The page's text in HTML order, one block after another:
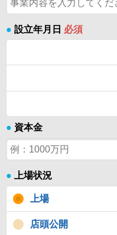
● 設立年月日 必須
● 資本金
● 上場状況
上場
店頭公開